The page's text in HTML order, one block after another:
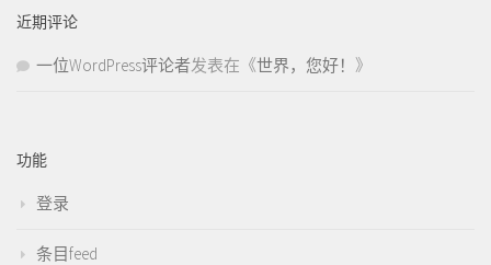
近期评论
一位WordPress评论者发表在《世界，您好！ 》
功能
登录
条目feed